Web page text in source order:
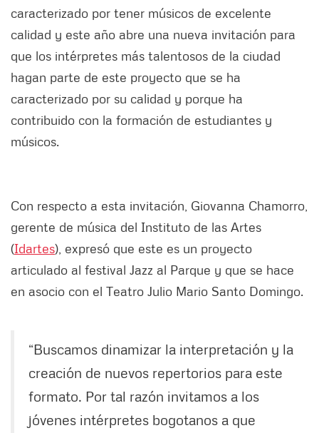
caracterizado por tener músicos de excelente
calidad y este año abre una nueva invitación para
que los intérpretes más talentosos de la ciudad
hagan parte de este proyecto que se ha
caracterizado por su calidad y porque ha
contribuido con la formación de estudiantes y
músicos.
Con respecto a esta invitación, Giovanna Chamorro,
gerente de música del Instituto de las Artes
(Idartes), expresó que este es un proyecto
articulado al festival Jazz al Parque y que se hace
en asocio con el Teatro Julio Mario Santo Domingo.
“Buscamos dinamizar la interpretación y la
creación de nuevos repertorios para este
formato. Por tal razón invitamos a los
jóvenes intérpretes bogotanos a que